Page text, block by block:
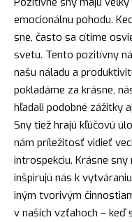
emocionálnu pohodu.
sne, často sa cítime
svetu. Tento pozitívny
našu náladu a
pokladáme za krásne,
hľadali podobné zážitky
Sny tiež hrajú kľúčovú
nám príležitosť vidieť
introspekciu. Krásne
inšpirujú nás k
iným tvorivým
v našich vzťahoch – keď